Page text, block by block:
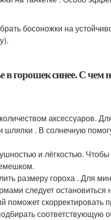
босоножки на
аксессуаров.
. В солнечную
и лёгкостью.
размеру гороха . Для
следует остановиться
поможет скорректировать
соответствующую